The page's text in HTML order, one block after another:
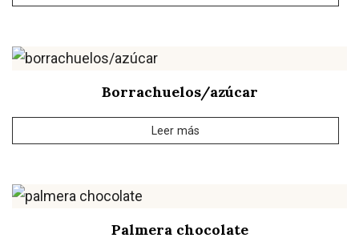
Borrachuelos/azúcar
Leer más
Palmera chocolate